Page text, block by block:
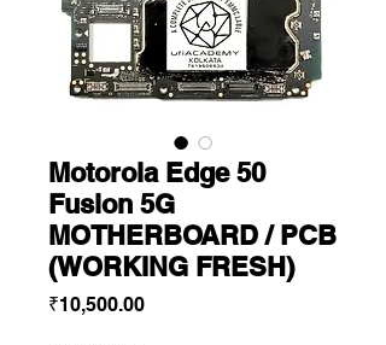
Motorola Edge 50
Fusion 5G
MOTHERBOARD / PCB
(WORKING FRESH)
₹10,500.00Price